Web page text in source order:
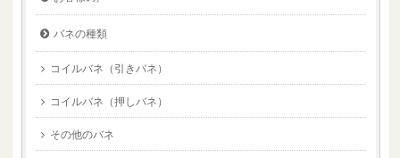
バネの種類
コイルバネ（引きバネ）
コイルバネ（押しバネ）
その他のバネ